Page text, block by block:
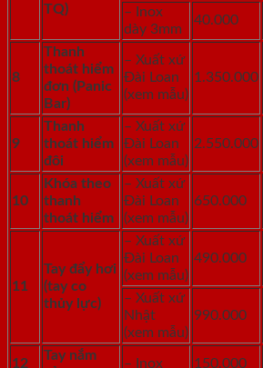
TQ)
– Inox
dày 3mm
40.000
8
Thanh
thoát hiểm
đơn (Panic
Bar)
– Xuất xứ
Đài Loan
(xem mẫu)
1.350.000
9
Thanh
thoát hiểm
đôi
– Xuất xứ
Đài Loan
(xem mẫu)
2.550.000
10
Khóa theo
thanh
thoát hiểm
– Xuất xứ
Đài Loan
(xem mẫu)
650.000
11
Tay đẩy hơi
(tay co
thủy lực)
– Xuất xứ
Đài Loan
(xem mẫu)
490.000
– Xuất xứ
Nhật
(xem mẫu)
990.000
12
Tay nắm
– Inox 150.000